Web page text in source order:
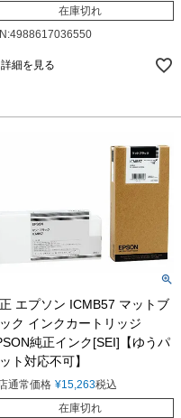
在庫切れ
詳細を見る
エプソン ICMB57 マットブ
ク インクカートリッジ
純正インク[SEI]【ゆうパ
ト対応不可】
通常価格 ¥15,263税込
在庫切れ